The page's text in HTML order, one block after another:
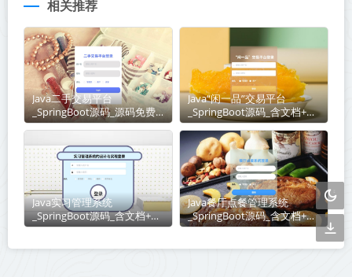
相关推荐
Java二手交易平台
_SpringBoot源码_源码免费
下载
Java“闲一品”交易平台
_SpringBoot源码_含文档+远
程部署服务
Java实习管理系统
_SpringBoot源码_含文档+远
程部署服务
Java餐厅点餐管理系统
_SpringBoot源码_含文档+远
程部署服务